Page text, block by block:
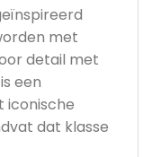
met
detail met
een
iconische
dat klasse